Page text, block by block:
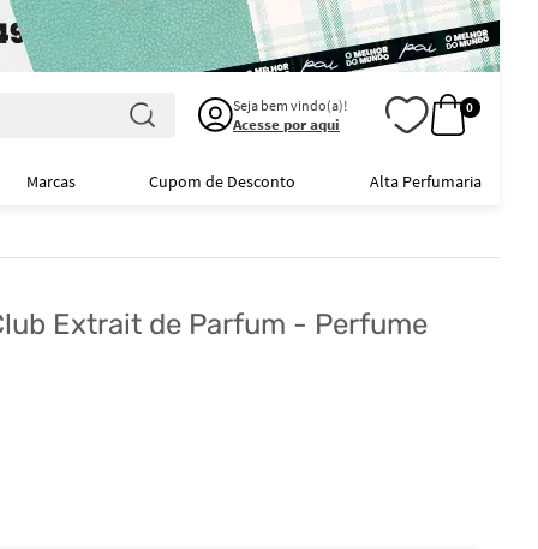
Seja bem vindo(a)!
Acesse por aqui
0
Marcas Cupom de Desconto Alta Perfumaria
Extrait de Parfum - Perfume